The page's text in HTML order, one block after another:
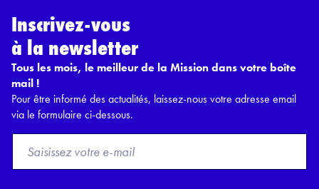
Inscrivez-vous
à la newsletter
Tous les mois, le meilleur de la Mission dans votre boîte
mail !
Pour être informé des actualités, laissez-nous votre adresse email
via le formulaire ci-dessous.
o